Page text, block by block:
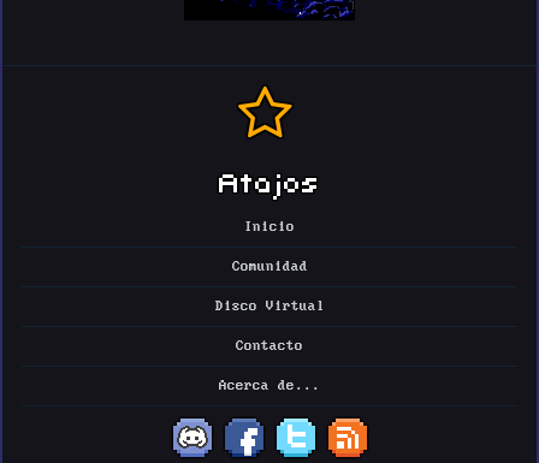
Atajos
Inicio
Comunidad
Disco Virtual
Contacto
Acerca de...